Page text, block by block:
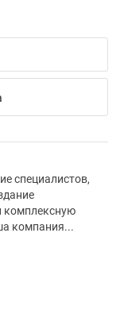
специалистов,
комплексную
компания...